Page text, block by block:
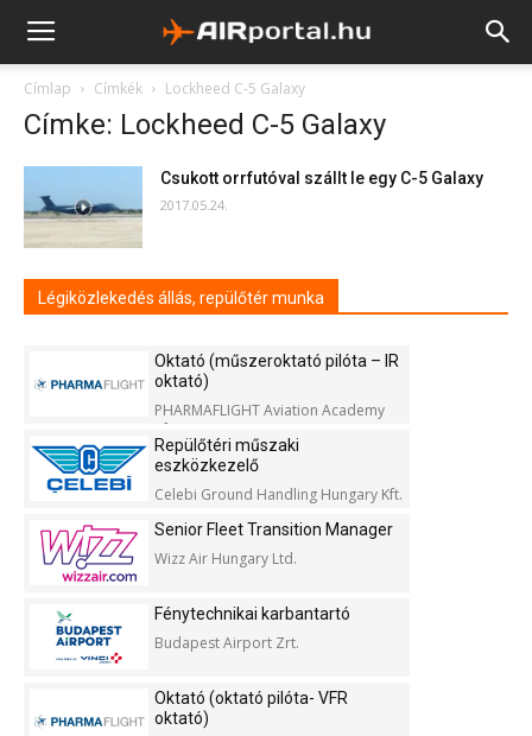
Címlap Címkék Lockheed C-5 Galaxy
Címke: Lockheed C-5 Galaxy
Csukott orrfutóval szállt le egy C-5 Galaxy
2017.05.24.
Légiközlekedés állás, repülőtér munka
Oktató (műszeroktató pilóta – IR
oktató)
PHARMAFLIGHT Aviation Academy
Kft.
Repülőtéri műszaki
eszközkezelő
Celebi Ground Handling Hungary Kft.
Senior Fleet Transition Manager
Wizz Air Hungary Ltd.
Fénytechnikai karbantartó
Budapest Airport Zrt.
Oktató (oktató pilóta- VFR
oktató)